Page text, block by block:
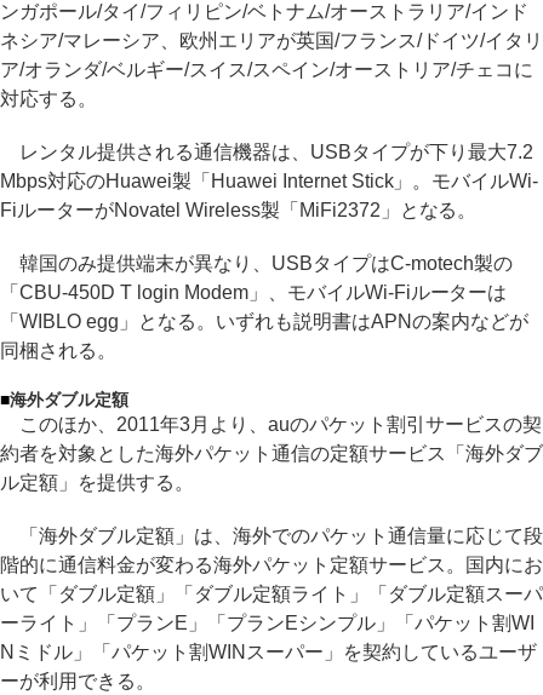
ンガポール/タイ/フィリピン/ベトナム/オーストラリア/インド
ネシア/マレーシア、欧州エリアが英国/フランス/ドイツ/イタリ
ア/オランダ/ベルギー/スイス/スペイン/オーストリア/チェコに
対応する。
レンタル提供される通信機器は、USBタイプが下り最大7.2
Mbps対応のHuawei製「Huawei Internet Stick」。モバイルWi-
FiルーターがNovatel Wireless製「MiFi2372」となる。
韓国のみ提供端末が異なり、USBタイプはC-motech製の
「CBU-450D T login Modem」、モバイルWi-Fiルーターは
「WIBLO egg」となる。いずれも説明書はAPNの案内などが
同梱される。
■海外ダブル定額
このほか、2011年3月より、auのパケット割引サービスの契
約者を対象とした海外パケット通信の定額サービス「海外ダブ
ル定額」を提供する。
「海外ダブル定額」は、海外でのパケット通信量に応じて段
階的に通信料金が変わる海外パケット定額サービス。国内にお
いて「ダブル定額」「ダブル定額ライト」「ダブル定額スーパ
ーライト」「プランE」「プランEシンプル」「パケット割WI
Nミドル」「パケット割WINスーパー」を契約しているユーザ
ーが利用できる。